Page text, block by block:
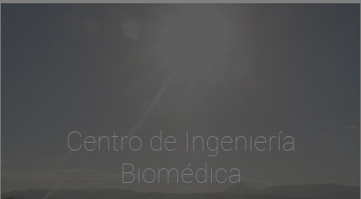
Centro de Ingeniería
Biomédica